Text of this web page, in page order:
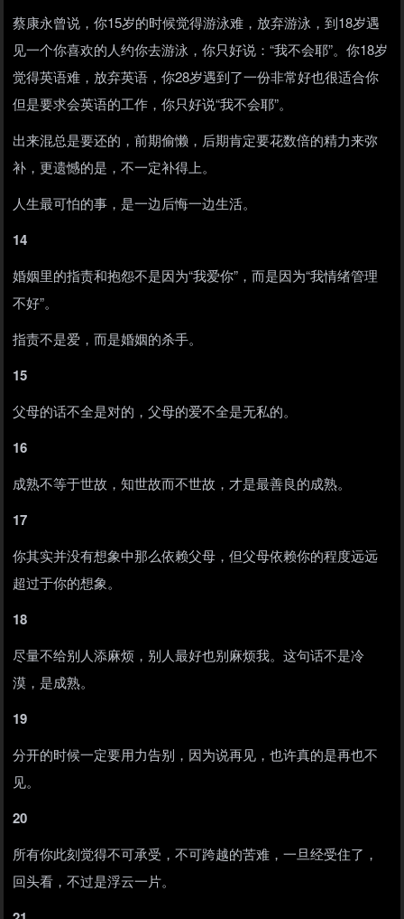
蔡康永曾说，你15岁的时候觉得游泳难，放弃游泳，到18岁遇
见一个你喜欢的人约你去游泳，你只好说：“我不会耶”。你18岁
觉得英语难，放弃英语，你28岁遇到了一份非常好也很适合你
但是要求会英语的工作，你只好说“我不会耶”。
出来混总是要还的，前期偷懒，后期肯定要花数倍的精力来弥
补，更遗憾的是，不一定补得上。
人生最可怕的事，是一边后悔一边生活。
14
婚姻里的指责和抱怨不是因为“我爱你”，而是因为“我情绪管理
不好”。
指责不是爱，而是婚姻的杀手。
15
父母的话不全是对的，父母的爱不全是无私的。
16
成熟不等于世故，知世故而不世故，才是最善良的成熟。
17
你其实并没有想象中那么依赖父母，但父母依赖你的程度远远
超过于你的想象。
18
尽量不给别人添麻烦，别人最好也别麻烦我。这句话不是冷
漠，是成熟。
19
分开的时候一定要用力告别，因为说再见，也许真的是再也不
见。
20
所有你此刻觉得不可承受，不可跨越的苦难，一旦经受住了，
回头看，不过是浮云一片。